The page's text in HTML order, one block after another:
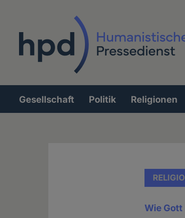
Hauptnavigation
Gesellschaft Politik Religionen
Wie